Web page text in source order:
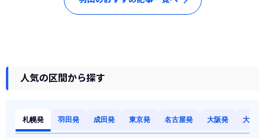
人気の区間から探す
札幌発 羽田発 成田発 東京発 名古屋発 大阪発 大阪発